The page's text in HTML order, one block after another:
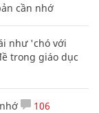
cần nhớ
như 'chó với
trong giáo dục
106